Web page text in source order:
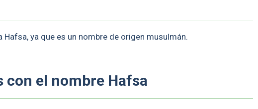
ya que es un nombre de origen musulmán.
con el nombre Hafsa